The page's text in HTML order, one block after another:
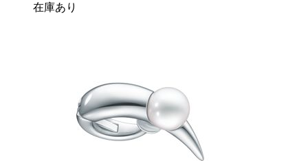
在庫あり